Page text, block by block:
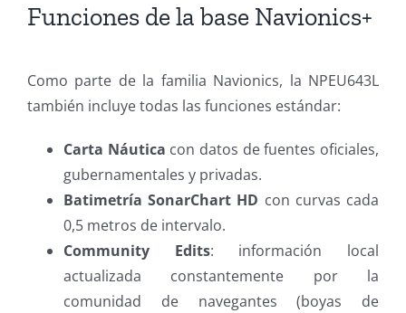
Funciones de la base Navionics+
Como parte de la familia Navionics, la NPEU643L
también incluye todas las funciones estándar:
Carta Náutica con datos de fuentes oficiales,
gubernamentales y privadas.
Batimetría SonarChart HD con curvas cada
0,5 metros de intervalo.
Community Edits: información local
actualizada constantemente por la
comunidad de navegantes (boyas de